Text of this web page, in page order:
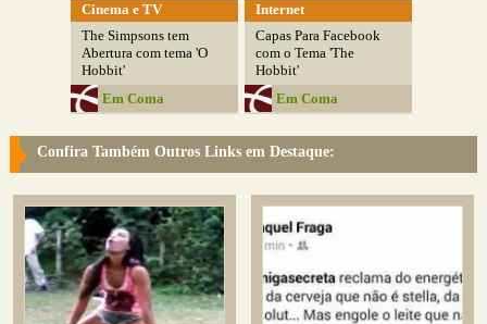
Cinema e TV
The Simpsons tem
Abertura com tema 'O
Hobbit'
Em Coma
Internet
Capas Para Facebook
com o Tema 'The
Hobbit'
Em Coma
Confira Também Outros Links em Destaque: